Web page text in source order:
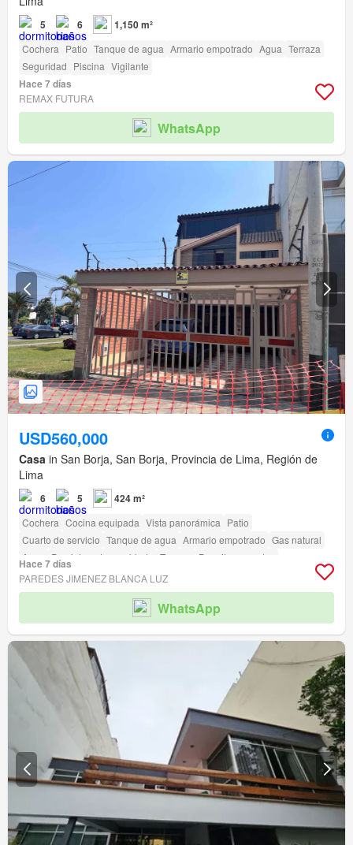
5 6 1,150 m²
Cochera Patio Tanque de agua Armario empotrado Agua Terraza
Seguridad Piscina Vigilante
Hace 7 días
REMAX FUTURA
WhatsApp
USD560,000
Casa in San Borja, San Borja, Provincia de Lima, Región de
Lima
6 5 424 m²
Cochera Cocina equipada Vista panorámica Patio
Cuarto de servicio Tanque de agua Armario empotrado Gas natural
Agua
Parcialmente amoblado Terraza
Permite mascotas
Permite niños Seguridad Jardín
Hace 7 días
PAREDES JIMENEZ BLANCA LUZ
WhatsApp